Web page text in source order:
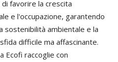
favorire la crescita
e l'occupazione, garantendo
sostenibilità ambientale e la
difficile ma affascinante.
Ecofi raccoglie con